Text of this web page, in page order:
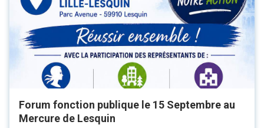
Forum fonction publique le 15 Septembre au
Mercure de Lesquin